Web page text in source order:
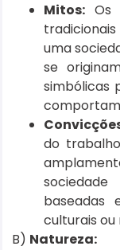
Mitos: Os
uma
se
simbólicas
do
baseadas
culturais ou
B) Natureza: